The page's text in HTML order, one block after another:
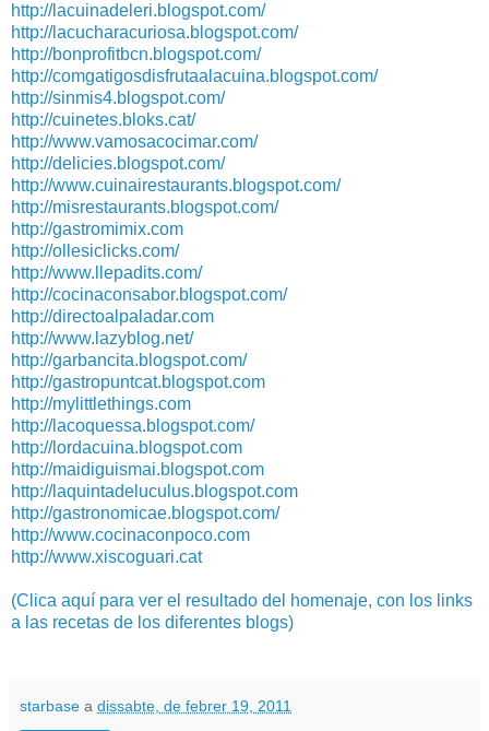
http://lacuinadeleri.blogspot.com/
http://lacucharacuriosa.blogspot.com/
http://bonprofitbcn.blogspot.com/
http://comgatigosdisfrutaalacuina.blogspot.com/
http://sinmis4.blogspot.com/
http://cuinetes.bloks.cat/
http://www.vamosacocimar.com/
http://delicies.blogspot.com/
http://www.cuinairestaurants.blogspot.com/
http://misrestaurants.blogspot.com/
http://gastromimix.com
http://ollesiclicks.com/
http://www.llepadits.com/
http://cocinaconsabor.blogspot.com/
http://directoalpaladar.com
http://www.lazyblog.net/
http://garbancita.blogspot.com/
http://gastropuntcat.blogspot.com
http://mylittlethings.com
http://lacoquessa.blogspot.com/
http://lordacuina.blogspot.com
http://maidiguismai.blogspot.com
http://laquintadeluculus.blogspot.com
http://gastronomicae.blogspot.com/
http://www.cocinaconpoco.com
http://www.xiscoguari.cat
(Clica aquí para ver el resultado del homenaje, con los links
a las recetas de los diferentes blogs)
starbase a dissabte, de febrer 19, 2011